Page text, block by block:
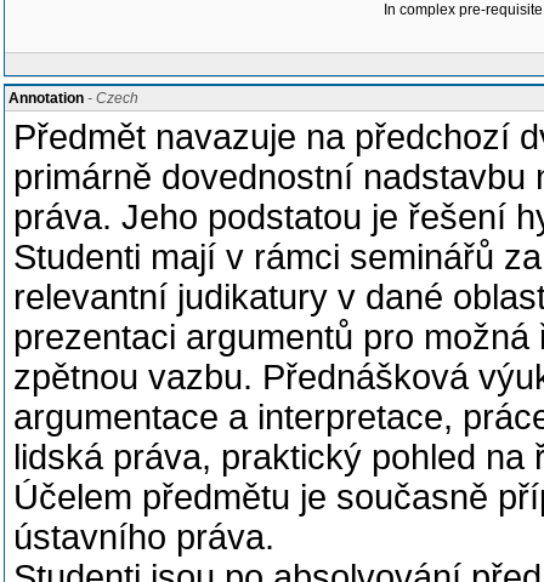
In complex pre-
Annotation - Czech
Předmět navazuje na předchozí
primárně dovednostní
práva. Jeho podstatou je řešení
Studenti mají v rámci seminářů
relevantní judikatury v dané
prezentaci argumentů pro
zpětnou vazbu. Přednášková
argumentace a interpretace,
lidská práva, praktický pohled
Účelem předmětu je současně
ústavního práva.